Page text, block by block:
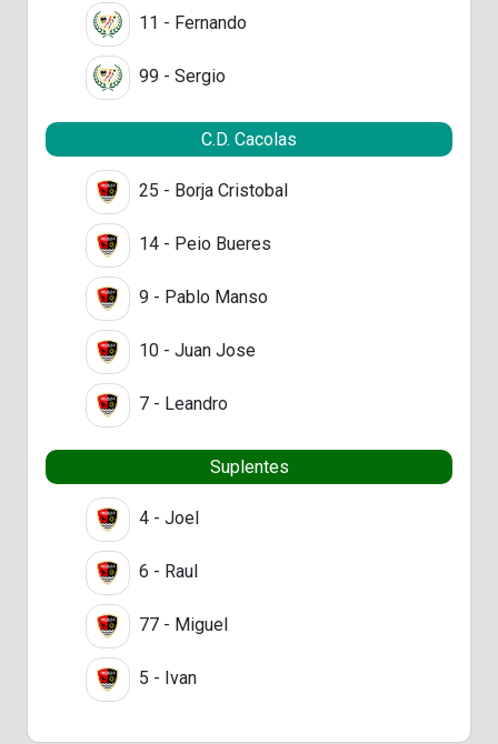
11 - Fernando
99 - Sergio
C.D. Cacolas
25 - Borja Cristobal
14 - Peio Bueres
9 - Pablo Manso
10 - Juan Jose
7 - Leandro
Suplentes
4 - Joel
6 - Raul
77 - Miguel
5 - Ivan